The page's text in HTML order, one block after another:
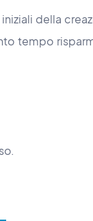
della
tempo